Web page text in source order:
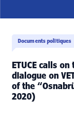
Documents politiques
ETUCE calls
dialogue on
of the
2020)